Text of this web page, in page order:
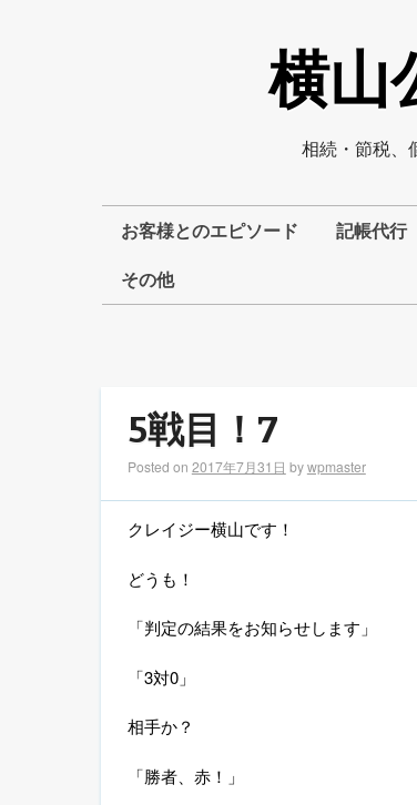
横山
相続・節税、
お客様とのエピソード 記帳代行
その他
5戦目！7
Posted on 2017年7月31日 bywpmaster
クレイジー横山です！
どうも！
「判定の結果をお知らせします」
「3対0」
相手か？
「勝者、赤！」